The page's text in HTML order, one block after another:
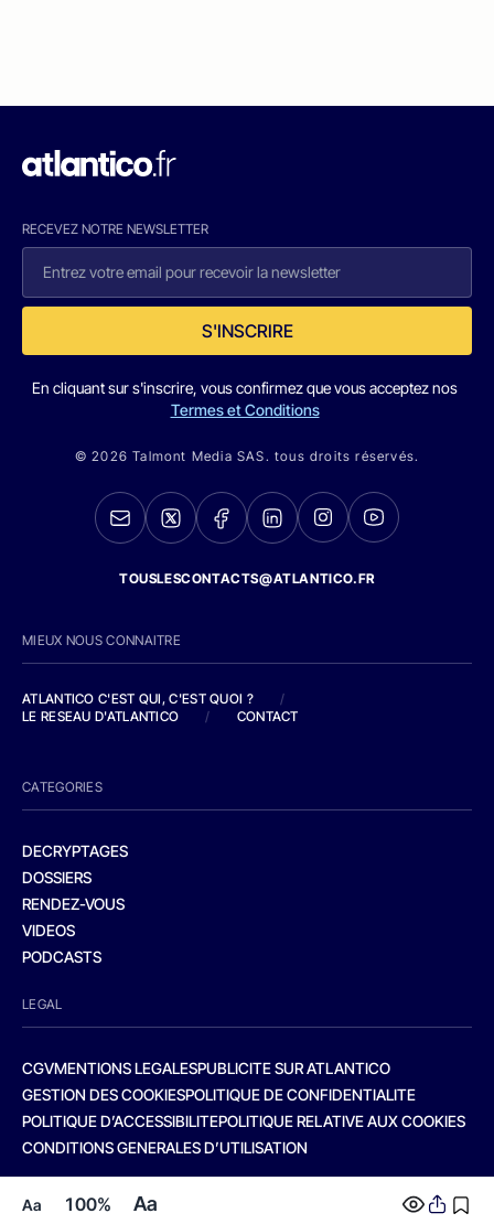
Aa 100% Aa
RECEVEZ NOTRE NEWSLETTER
S'INSCRIRE
En cliquant sur s'inscrire, vous confirmez que vous acceptez nos
Termes et Conditions
© 2026 Talmont Media SAS. tous droits réservés.
TOUSLESCONTACTS@ATLANTICO.FR
MIEUX NOUS CONNAITRE
ATLANTICO C'EST QUI, C'EST QUOI ?
/
LE RESEAU D'ATLANTICO
/ CONTACT
CATEGORIES
DECRYPTAGES
DOSSIERS
RENDEZ-VOUS
VIDEOS
PODCASTS
LEGAL
CGVMENTIONS LEGALESPUBLICITE SUR ATLANTICO
GESTION DES COOKIESPOLITIQUE DE CONFIDENTIALITE
POLITIQUE D’ACCESSIBILITEPOLITIQUE RELATIVE AUX COOKIES
CONDITIONS GENERALES D’UTILISATION